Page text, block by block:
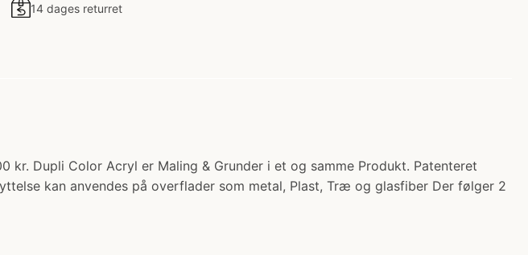
14 dages returret
kr. Dupli Color Acryl er Maling & Grunder i et og samme Produkt. Patenteret
kan anvendes på overflader som metal, Plast, Træ og glasfiber Der følger 2